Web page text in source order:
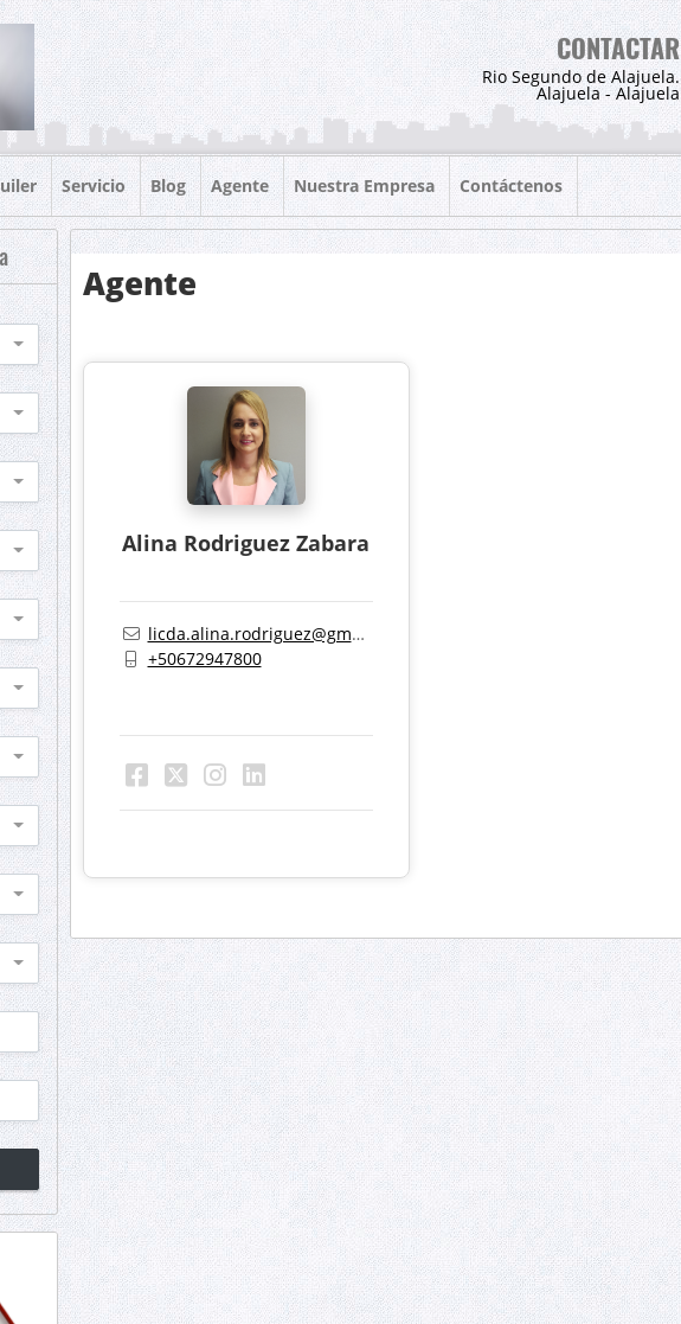
CONTACTAR
Rio Segundo de Alajuela.
Alajuela - Alajuela
Servicio Blog Agente Nuestra Empresa Contáctenos
Agente
Alina Rodriguez Zabara
licda.alina.rodriguez@gmail.com
+50672947800